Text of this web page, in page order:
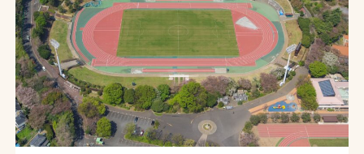
文字の見えづらさや操作にお困りの方へ